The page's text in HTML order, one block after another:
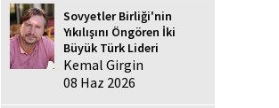
Sovyetler Birliği'nin
Yıkılışını Öngören İki
Büyük Türk Lideri
Kemal Girgin
08 Haz 2026